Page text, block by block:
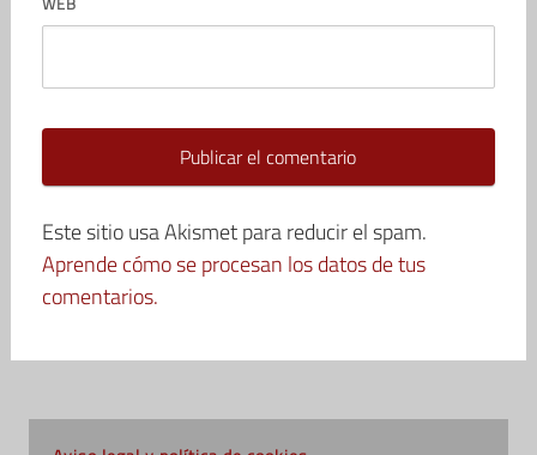
Este sitio usa Akismet para reducir el spam.
Aprende cómo se procesan los datos de tus
comentarios.